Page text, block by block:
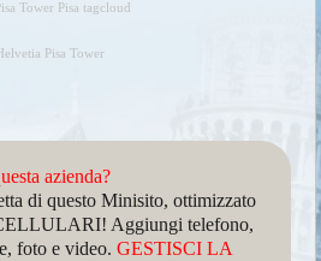
Tower Pisa tagcloud
Pisa Tower
azienda?
di questo Minisito, ottimizzato
Aggiungi telefono,
foto e video.GESTISCI LA